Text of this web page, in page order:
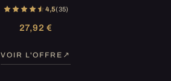
4,5(35)
27,92 €
VOIR L'OFFRE